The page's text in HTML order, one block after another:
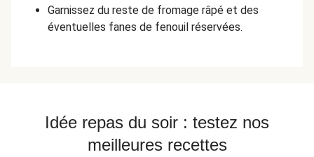
Garnissez du reste de fromage râpé et des
éventuelles fanes de fenouil réservées.
Idée repas du soir : testez nos
meilleures recettes